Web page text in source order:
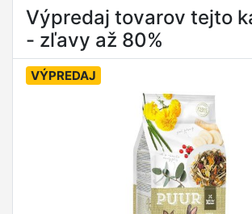
Výpredaj tovarov tejto
- zľavy až 80%
VÝPREDAJ